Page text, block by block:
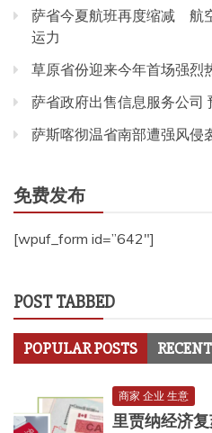
萨省今夏航班再度缩减 航
运力
草原省份迎来今年首场强
萨省政府出售信息服务公司
萨斯喀彻温省南部遭强风侵
免费发布
[wpuf_form id=”642″]
POST TABBED
POPULAR POSTS
商家 企业 生意
里贾纳经济